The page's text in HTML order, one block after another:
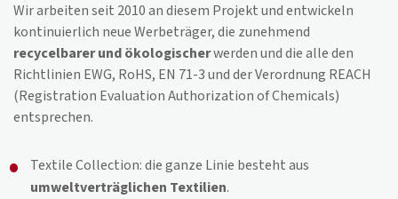
Wir arbeiten seit 2010 an diesem Projekt und entwickeln
kontinuierlich neue Werbeträger, die zunehmend
recycelbarer und ökologischerwerden und die alle den
Richtlinien EWG, RoHS, EN 71-3 und der Verordnung REACH
(Registration Evaluation Authorization of Chemicals)
entsprechen.
Textile Collection: die ganze Linie besteht aus
umweltverträglichen Textilien.